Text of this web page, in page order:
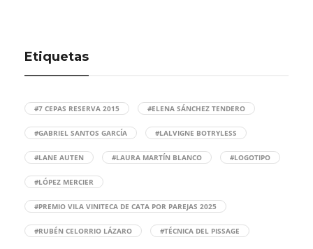
Etiquetas
#7 CEPAS RESERVA 2015 #ELENA SÁNCHEZ TENDERO
#GABRIEL SANTOS GARCÍA #LALVIGNE BOTRYLESS
#LANE AUTEN #LAURA MARTÍN BLANCO #LOGOTIPO
#LÓPEZ MERCIER
#PREMIO VILA VINITECA DE CATA POR PAREJAS 2025
#RUBÉN CELORRIO LÁZARO #TÉCNICA DEL PISSAGE